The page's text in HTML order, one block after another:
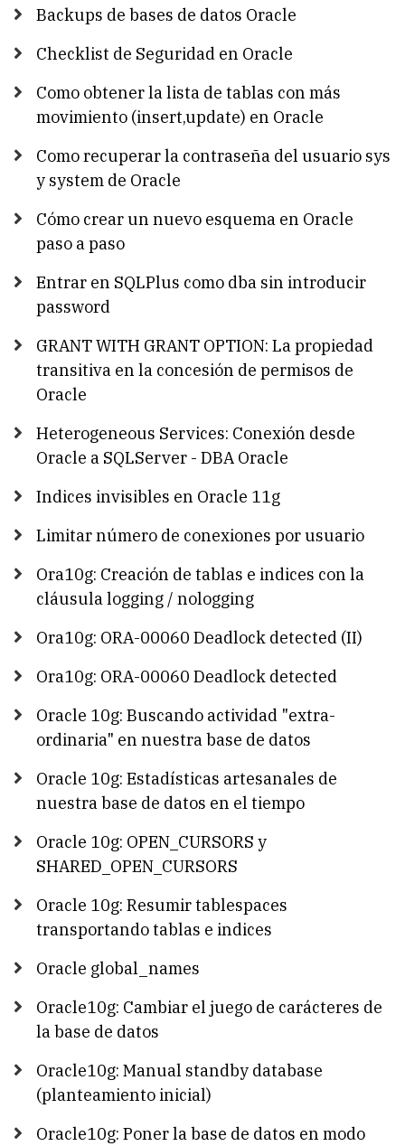
Backups de bases de datos Oracle
Checklist de Seguridad en Oracle
Como obtener la lista de tablas con más
movimiento (insert,update) en Oracle
Como recuperar la contraseña del usuario sys
y system de Oracle
Cómo crear un nuevo esquema en Oracle
paso a paso
Entrar en SQLPlus como dba sin introducir
password
GRANT WITH GRANT OPTION: La propiedad
transitiva en la concesión de permisos de
Oracle
Heterogeneous Services: Conexión desde
Oracle a SQLServer - DBA Oracle
Indices invisibles en Oracle 11g
Limitar número de conexiones por usuario
Ora10g: Creación de tablas e indices con la
cláusula logging / nologging
Ora10g: ORA-00060 Deadlock detected (II)
Ora10g: ORA-00060 Deadlock detected
Oracle 10g: Buscando actividad "extra-
ordinaria" en nuestra base de datos
Oracle 10g: Estadísticas artesanales de
nuestra base de datos en el tiempo
Oracle 10g: OPEN_CURSORS y
SHARED_OPEN_CURSORS
Oracle 10g: Resumir tablespaces
transportando tablas e indices
Oracle global_names
Oracle10g: Cambiar el juego de carácteres de
la base de datos
Oracle10g: Manual standby database
(planteamiento inicial)
Oracle10g: Poner la base de datos en modo